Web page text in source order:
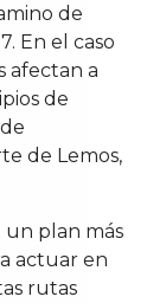
de
En el caso
afectan a
de
de Lemos,
un plan más
actuar en
rutas